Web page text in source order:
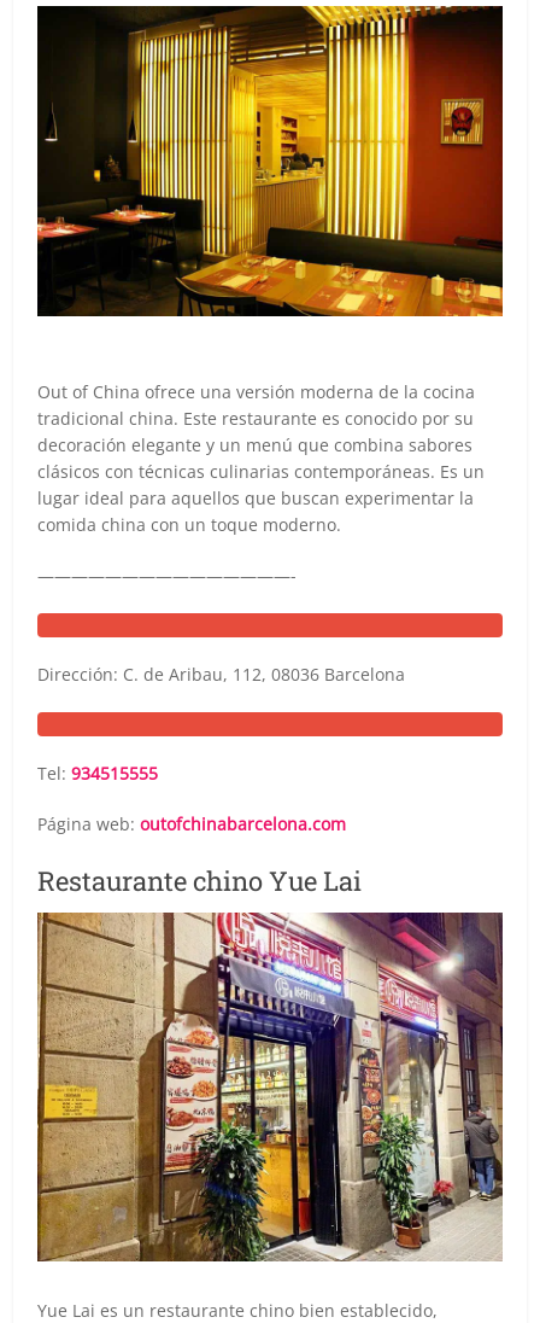
Out of China ofrece una versión moderna de la cocina
tradicional china. Este restaurante es conocido por su
decoración elegante y un menú que combina sabores
clásicos con técnicas culinarias contemporáneas. Es un
lugar ideal para aquellos que buscan experimentar la
comida china con un toque moderno.
———————————————-
Dirección: C. de Aribau, 112, 08036 Barcelona
Tel:934515555
Página web:outofchinabarcelona.com
Restaurante chino Yue Lai
Yue Lai es un restaurante chino bien establecido,